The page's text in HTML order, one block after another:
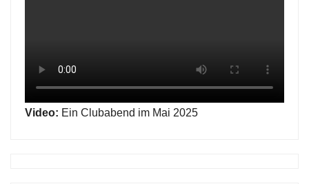
Video: Ein Clubabend im Mai 2025